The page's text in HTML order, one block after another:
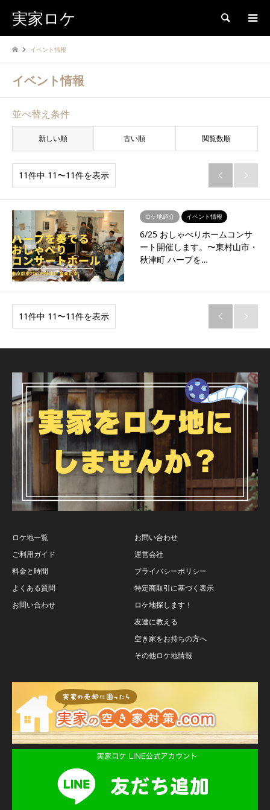
実家ロケ 検索
イベント情報
イベント情報
並べ替え条件
新しい順 古い順 閲覧数順
11件中 11〜11件を表示  
ロケ地紹介 イベント情報
6/25 おしゃべりホームコンサ
ート開催します。〜東村山市・
秋津町 ハープを…
11件中 11〜11件を表示  
ロケ地一覧
ご利用ガイド
料金と時間
よくある質問
お問い合わせ
お問い合わせ
運営会社
プライバシーポリシー
特定商取引に基づく表示
ロケ地探します！
友達に教える
空き家をお持ちの方へ
その他ロケ地情報